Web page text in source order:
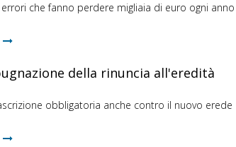
errori che fanno perdere migliaia di euro ogni anno
della rinuncia all'eredità
obbligatoria anche contro il nuovo erede